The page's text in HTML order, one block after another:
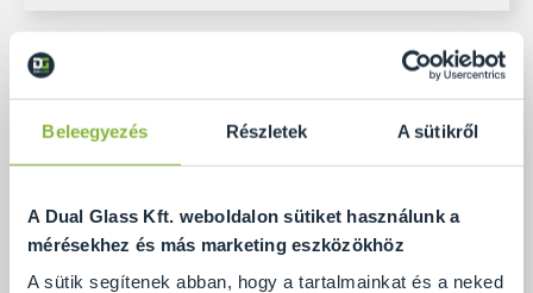
Beleegyezés Részletek A sütikről
A Dual Glass Kft. weboldalon sütiket használunk a
mérésekhez és más marketing eszközökhöz
A sütik segítenek abban, hogy a tartalmainkat és a neked